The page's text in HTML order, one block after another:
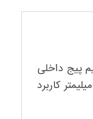
سیم پیج داخلی
اتصال دو لوله پلی اتیلنی سایز 110 میلیمتر کاربرد